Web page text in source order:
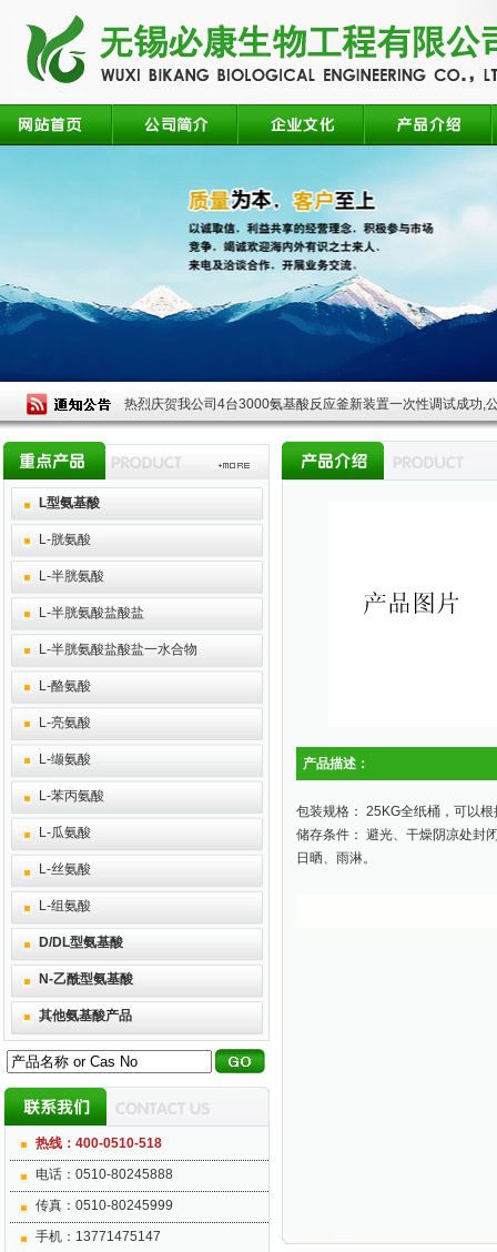
热烈庆贺我公司4台3000氨基酸反应釜新装置一次性调试成功,
L型氨基酸
L-胱氨酸
L-半胱氨酸
L-半胱氨酸盐酸盐
L-半胱氨酸盐酸盐一水合物
L-酪氨酸
L-亮氨酸
L-缬氨酸
L-苯丙氨酸
L-瓜氨酸
L-丝氨酸
L-组氨酸
D/DL型氨基酸
N-乙酰型氨基酸
其他氨基酸产品
热线：400-0510-518
电话：0510-80245888
传真：0510-80245999
手机：13771475147
产品描述：
包装规格： 25KG全纸桶，可以
储存条件： 避光、干燥阴凉处封
日晒、雨淋。